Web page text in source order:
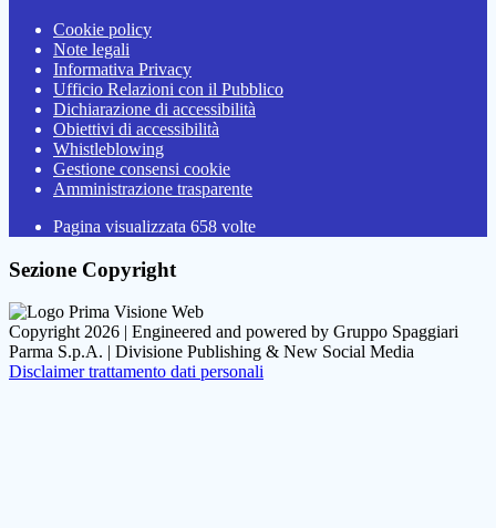
Cookie policy
Note legali
Informativa Privacy
Ufficio Relazioni con il Pubblico
Dichiarazione di accessibilità
Obiettivi di accessibilità
Whistleblowing
Gestione consensi cookie
Amministrazione trasparente
Pagina visualizzata 658 volte
Sezione Copyright
Copyright 2026 | Engineered and powered by Gruppo Spaggiari
Parma S.p.A. | Divisione Publishing & New Social Media
Disclaimer trattamento dati personali